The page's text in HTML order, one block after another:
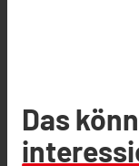
Das